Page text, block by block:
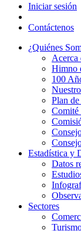
Iniciar sesión
Contáctenos
¿Quiénes
Acerca
Himno
100
Plan
Comité
Estadística y
Datos
Sectores